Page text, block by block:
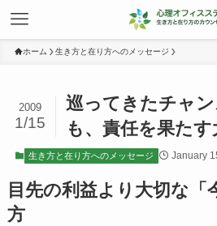
ホーム 生き方と在り方へのメッセージ
巡ってきたチャ
も、責任を果たす
2009
1/15
生き方と在り方へのメッセージ January
目先の利益より大切な「
方